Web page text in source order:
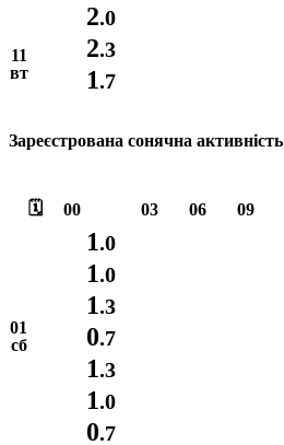
2.0
11
вт
2.3
1.7
Зареєстрована сонячна активність
🗓️ 00 03 06 09
01
сб
1.0
1.0
1.3
0.7
1.3
1.0
0.7